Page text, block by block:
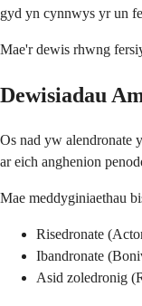
gyd yn cynnwys yr un
Mae'r dewis rhwng
Dewisiadau
Os nad yw alendronate
ar eich anghenion
Mae meddyginiaethau
Risedronate
Ibandronate
Asid zoledronig